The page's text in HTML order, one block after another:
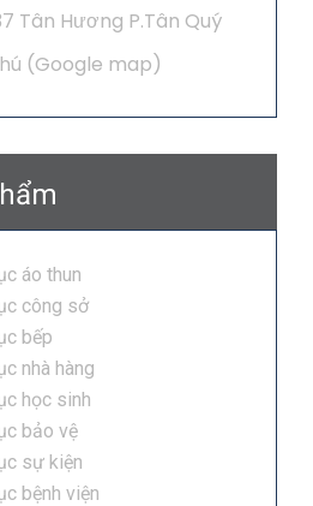
Tân Hương P.Tân Quý
(Google map)
áo thun
công sở
bếp
nhà hàng
học sinh
bảo vệ
sự kiện
bệnh viện